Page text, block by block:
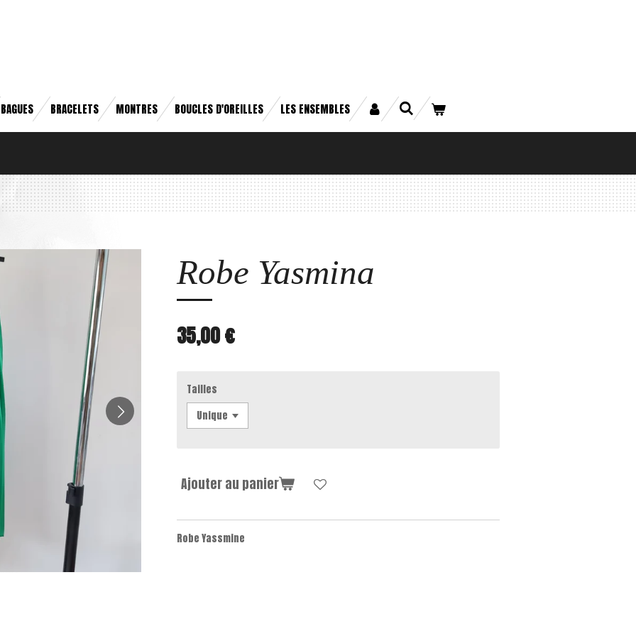
BAGUES BRACELETS MONTRES BOUCLES D'OREILLES LES ENSEMBLES
Robe Yasmina
35,00 €
Tailles
Ajouter au panier
Robe Yassmine